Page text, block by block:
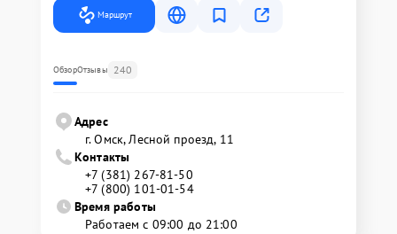
Маршрут
ОбзорОтзывы 240
Адрес
г. Омск, ​Лесной проезд, 11
Контакты
+7 (381) 267-81-50
+7 (800) 101-01-54
Время работы
Работаем с 09:00 до 21:00